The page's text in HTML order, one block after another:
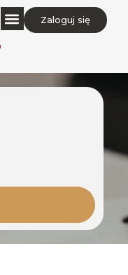
Zaloguj się